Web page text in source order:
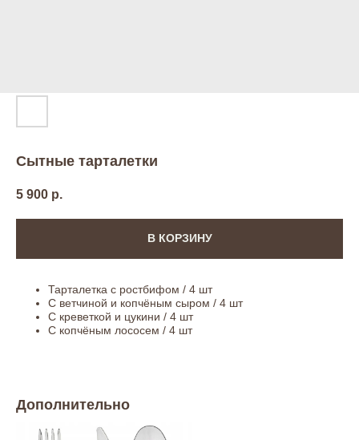
Сытные тарталетки
5 900 р.
В КОРЗИНУ
Тарталетка с ростбифом / 4 шт
С ветчиной и копчёным сыром / 4 шт
С креветкой и цукини / 4 шт
С копчёным лососем / 4 шт
Дополнительно